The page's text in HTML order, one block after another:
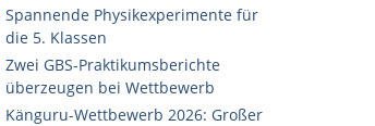
Spannende Physikexperimente für
die 5. Klassen
Zwei GBS-Praktikumsberichte
überzeugen bei Wettbewerb
Känguru-Wettbewerb 2026: Großer